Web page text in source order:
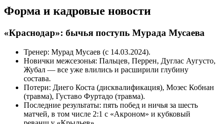
Форма и кадровые новости
«Краснодар»: бычья поступь Мурада Мусаева
Тренер: Мурад Мусаев (с 14.03.2024).
Новички межсезонья: Пальцев, Перрен, Дуглас Аугусто,
Жубал — все уже влились и расширили глубину
состава.
Потери: Диего Коста (дисквалификация), Мозес Кобнан
(травма), Густаво Фуртадо (травма).
Последние результаты: пять побед и ничья за шесть
матчей, в том числе 2:1 с «Акроном» и кубковый